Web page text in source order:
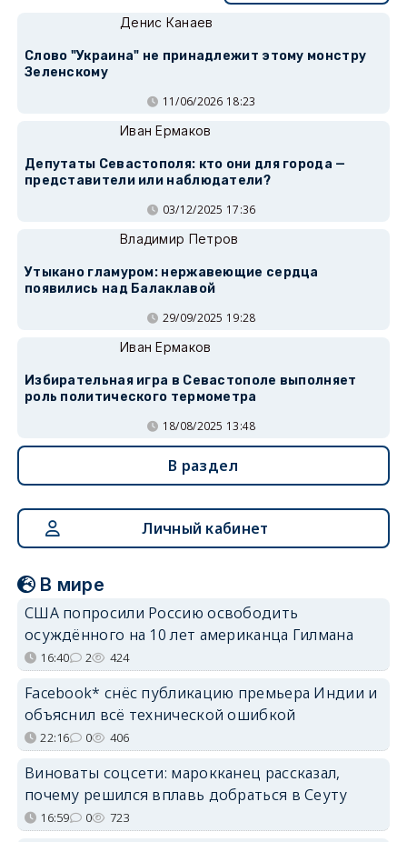
Денис Канаев
Слово "Украина" не принадлежит этому монстру
Зеленскому
11/06/2026 18:23
Иван Ермаков
Депутаты Севастополя: кто они для города —
представители или наблюдатели?
03/12/2025 17:36
Владимир Петров
Утыкано гламуром: нержавеющие сердца
появились над Балаклавой
29/09/2025 19:28
Иван Ермаков
Избирательная игра в Севастополе выполняет
роль политического термометра
18/08/2025 13:48
В раздел
Личный кабинет
В мире
США попросили Россию освободить
осуждённого на 10 лет американца Гилмана
16:40 2 424
Facebook* снёс публикацию премьера Индии и
объяснил всё технической ошибкой
22:16 0 406
Виноваты соцсети: марокканец рассказал,
почему решился вплавь добраться в Сеуту
16:59 0 723